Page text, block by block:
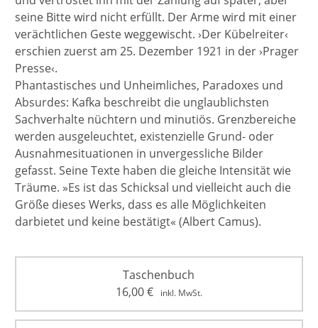
seine Bitte wird nicht erfüllt. Der Arme wird mit einer
verächtlichen Geste weggewischt. ›Der Kübelreiter‹
erschien zuerst am 25. Dezember 1921 in der ›Prager
Presse‹.
Phantastisches und Unheimliches, Paradoxes und
Absurdes: Kafka beschreibt die unglaublichsten
Sachverhalte nüchtern und minutiös. Grenzbereiche
werden ausgeleuchtet, existenzielle Grund- oder
Ausnahmesituationen in unvergessliche Bilder
gefasst. Seine Texte haben die gleiche Intensität wie
Träume. »Es ist das Schicksal und vielleicht auch die
Größe dieses Werks, dass es alle Möglichkeiten
darbietet und keine bestätigt« (Albert Camus).
Taschenbuch
16,00€ inkl. MwSt.